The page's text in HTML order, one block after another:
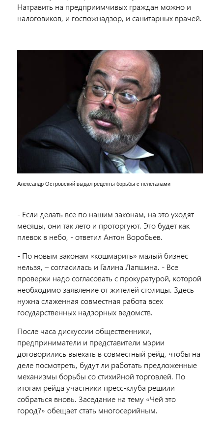
Натравить на предприимчивых граждан можно и
налоговиков, и госпожнадзор, и санитарных врачей.
Александр Островский выдал рецепты борьбы с нелегалами
- Если делать все по нашим законам, на это уходят
месяцы, они так лето и проторгуют. Это будет как
плевок в небо, - ответил Антон Воробьев.
- По новым законам «кошмарить» малый бизнес
нельзя, – согласилась и Галина Лапшина. - Все
проверки надо согласовать с прокуратурой, которой
необходимо заявление от жителей столицы. Здесь
нужна слаженная совместная работа всех
государственных надзорных ведомств.
После часа дискуссии общественники,
предприниматели и представители мэрии
договорились выехать в совместный рейд, чтобы на
деле посмотреть, будут ли работать предложенные
механизмы борьбы со стихийной торговлей. По
итогам рейда участники пресс-клуба решили
собраться вновь. Заседание на тему «Чей это
город?» обещает стать многосерийным.